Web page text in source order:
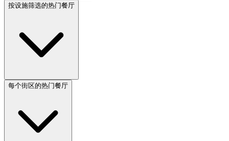
按设施筛选的热门餐厅
每个街区的热门餐厅